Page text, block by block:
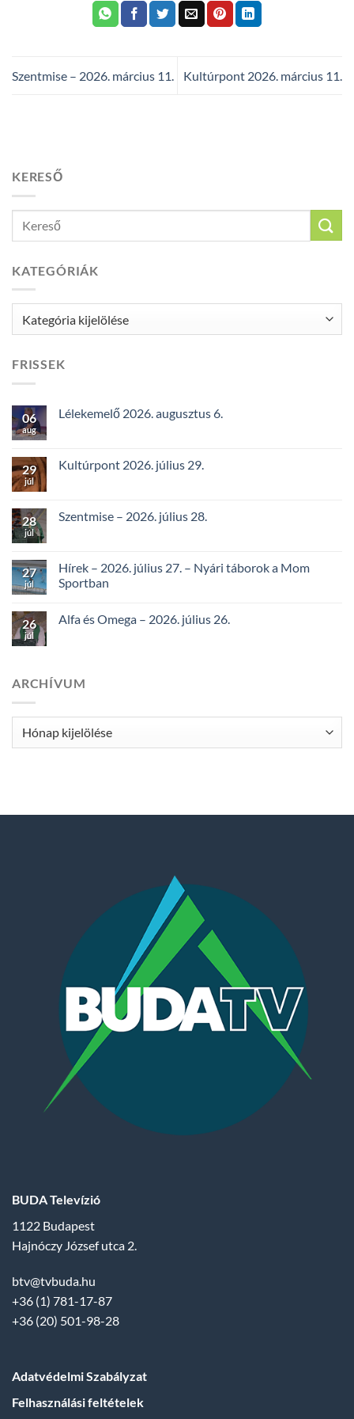
Szentmise – 2026. március 11. Kultúrpont 2026. március 11.
KERESŐ
KATEGÓRIÁK
FRISSEK
06
aug
Lélekemelő 2026. augusztus 6.
29
júl
Kultúrpont 2026. július 29.
28
júl
Szentmise – 2026. július 28.
27
júl
Hírek – 2026. július 27. – Nyári táborok a Mom
Sportban
26
júl
Alfa és Omega – 2026. július 26.
ARCHÍVUM
Archívum
BUDA Televízió
1122 Budapest
Hajnóczy József utca 2.
btv@tvbuda.hu
+36 (1) 781-17-87
+36 (20) 501-98-28
Adatvédelmi Szabályzat
Felhasználási feltételek